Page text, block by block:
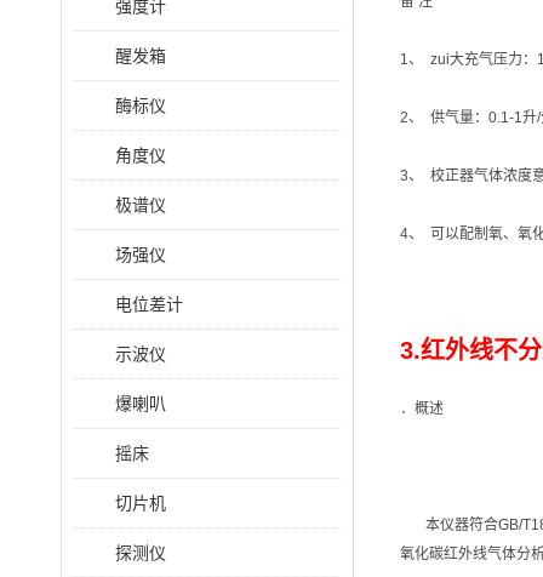
强度计
醒发箱
酶标仪
角度仪
极谱仪
场强仪
电位差计
示波仪
爆喇叭
摇床
切片机
探测仪
1、 zui大充气压力：
2、 供气量：0.1-1升
3、 校正器气体浓度
4、 可以配制氧、氧
3.红外线不
．概述
本仪器符合GB/
氧化碳红外线气体分